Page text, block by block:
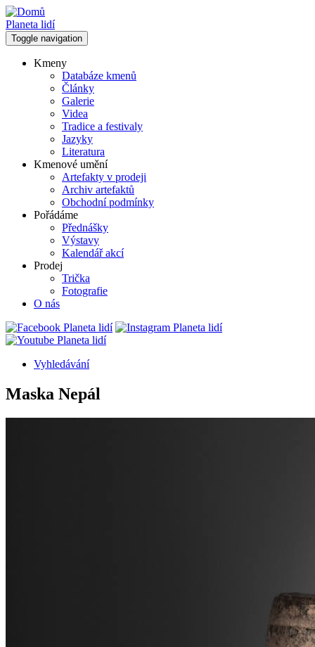
Přejít
k
hlavnímu
obsahu
Planeta lidí
Toggle navigation
Hlavní
navigace
Kmeny
Databáze kmenů
Články
Galerie
Videa
Tradice a festivaly
Jazyky
Literatura
Kmenové umění
Artefakty v prodeji
Archiv artefaktů
Obchodní podmínky
Pořádáme
Přednášky
Výstavy
Kalendář akcí
Prodej
Trička
Fotografie
O nás
navigace
Vyhledávání
Maska Nepál